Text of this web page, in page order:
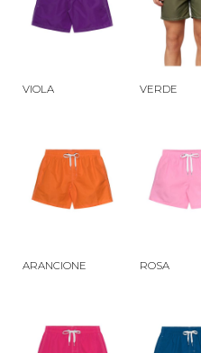
VIOLA VERDE
ARANCIONE ROSA